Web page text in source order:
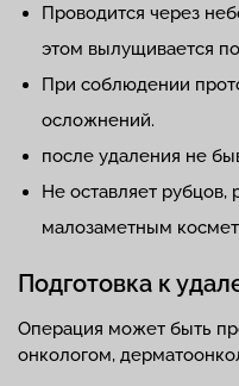
Проводится через
этом вылущивается
При соблюдении
осложнений.
после удаления не
Не оставляет рубцов,
малозаметным
Подготовка к
Операция может быть
онкологом,